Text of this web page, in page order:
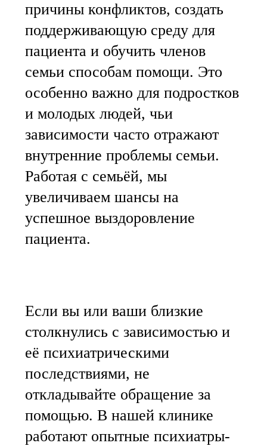
причины конфликтов, создать
поддерживающую среду для
пациента и обучить членов
семьи способам помощи. Это
особенно важно для подростков
и молодых людей, чьи
зависимости часто отражают
внутренние проблемы семьи.
Работая с семьёй, мы
увеличиваем шансы на
успешное выздоровление
пациента.
Если вы или ваши близкие
столкнулись с зависимостью и
её психиатрическими
последствиями, не
откладывайте обращение за
помощью. В нашей клинике
работают опытные психиатры-